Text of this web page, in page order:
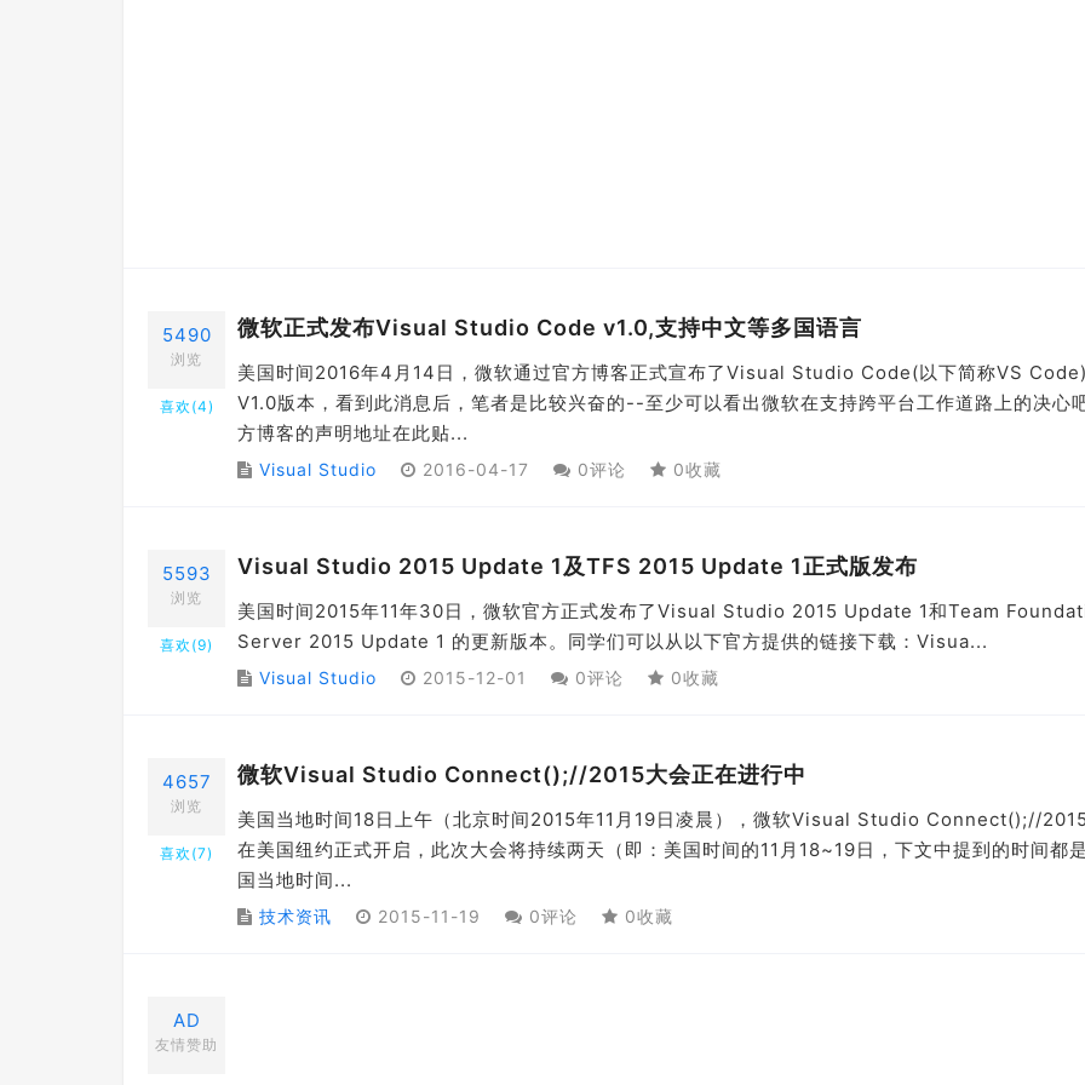
5490
浏览
喜欢(4)
微软正式发布Visual Studio Code v1.0,支持中文等多国语言
美国时间2016年4月14日，微软通过官方博客正式宣布了Visual Studio Code(以下简称VS
V1.0版本，看到此消息后，笔者是比较兴奋的--至少可以看出微软在支持跨平台工作道路上的决心
方博客的声明地址在此贴...
Visual Studio 2016-04-17 0评论 0收藏
5593
浏览
喜欢(9)
Visual Studio 2015 Update 1及TFS 2015 Update 1正式版发布
美国时间2015年11年30日，微软官方正式发布了Visual Studio 2015 Update 1和Team
Server 2015 Update 1 的更新版本。同学们可以从以下官方提供的链接下载：Visua...
Visual Studio 2015-12-01 0评论 0收藏
4657
浏览
喜欢(7)
微软Visual Studio Connect();//2015大会正在进行中
美国当地时间18日上午（北京时间2015年11月19日凌晨），微软Visual Studio Connect();//
在美国纽约正式开启，此次大会将持续两天（即：美国时间的11月18~19日，下文中提到的时间都
国当地时间...
技术资讯 2015-11-19 0评论 0收藏
AD
友情赞助